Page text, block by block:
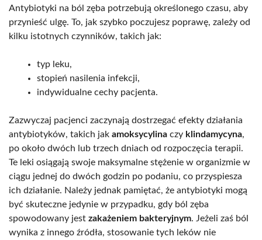
Antybiotyki na ból zęba potrzebują określonego czasu, aby
przynieść ulgę. To, jak szybko poczujesz poprawę, zależy od
kilku istotnych czynników, takich jak:
typ leku,
stopień nasilenia infekcji,
indywidualne cechy pacjenta.
Zazwyczaj pacjenci zaczynają dostrzegać efekty działania
antybiotyków, takich jak amoksycylina czy klindamycyna,
po około dwóch lub trzech dniach od rozpoczęcia terapii.
Te leki osiągają swoje maksymalne stężenie w organizmie w
ciągu jednej do dwóch godzin po podaniu, co przyspiesza
ich działanie. Należy jednak pamiętać, że antybiotyki mogą
być skuteczne jedynie w przypadku, gdy ból zęba
spowodowany jest zakażeniem bakteryjnym. Jeżeli zaś ból
wynika z innego źródła, stosowanie tych leków nie